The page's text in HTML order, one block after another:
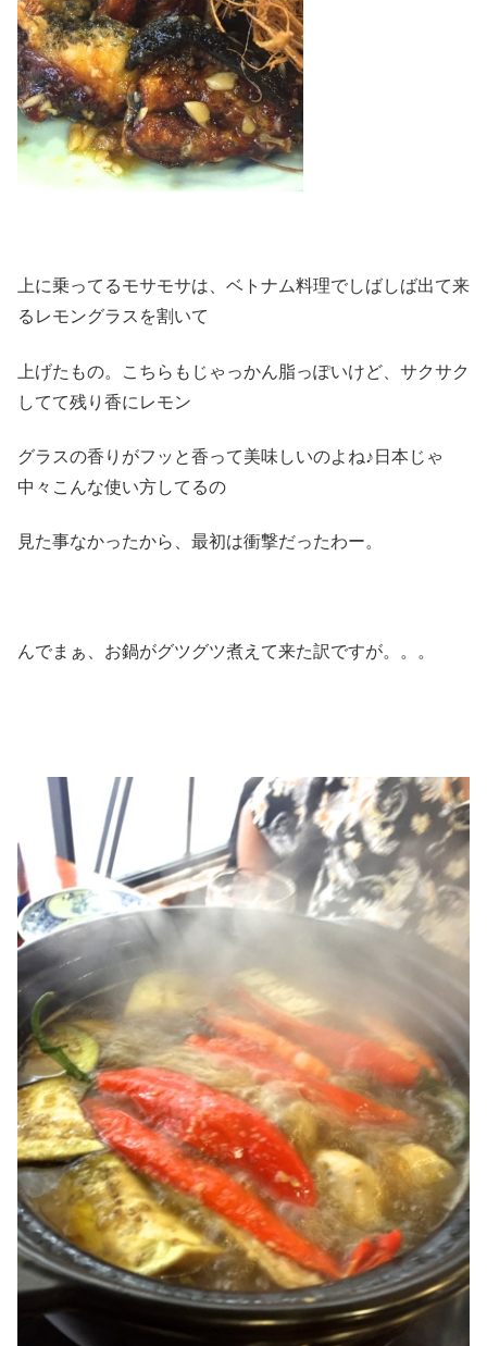
上に乗ってるモサモサは、ベトナム料理でしばしば出て来
るレモングラスを割いて
上げたもの。こちらもじゃっかん脂っぽいけど、サクサク
してて残り香にレモン
グラスの香りがフッと香って美味しいのよね♪日本じゃ
中々こんな使い方してるの
見た事なかったから、最初は衝撃だったわー。
んでまぁ、お鍋がグツグツ煮えて来た訳ですが。。。